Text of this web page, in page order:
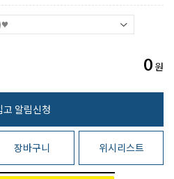
0 원
장바구니 위시리스트